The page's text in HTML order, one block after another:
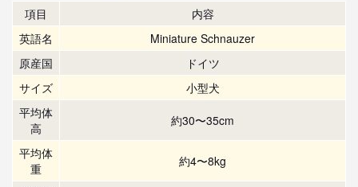
項目
内容
英語名
Miniature Schnauzer
原産国
ドイツ
サイズ
小型犬
平均体
高
約30〜35cm
平均体
重
約4〜8kg